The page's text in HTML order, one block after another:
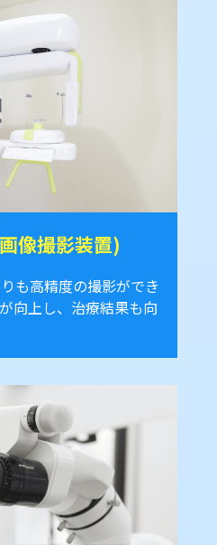
像撮影装置)
も高精度の撮影ができ
向上し、治療結果も向